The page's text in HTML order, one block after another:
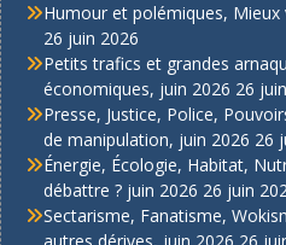
Humour et polémiques,
26 juin 2026
Petits trafics et grandes
économiques, juin 2026 26
Presse, Justice, Police,
de manipulation, juin 2026 26
Énergie, Écologie, Habitat,
débattre ? juin 2026 26 juin
Sectarisme, Fanatisme,